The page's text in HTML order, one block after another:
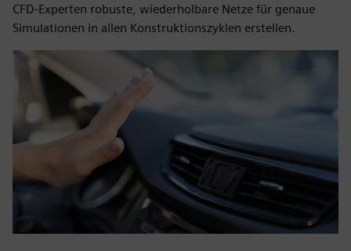
CFD-Experten robuste, wiederholbare Netze für genaue
Simulationen in allen Konstruktionszyklen erstellen.